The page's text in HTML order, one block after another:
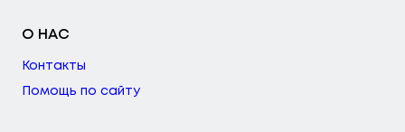
О НАС
Контакты
Помощь по сайту